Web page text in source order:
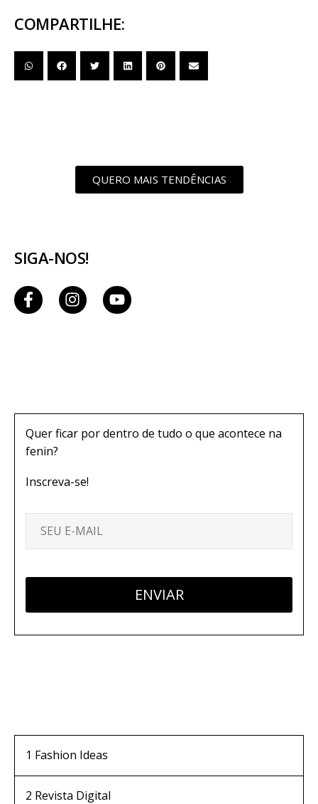
COMPARTILHE:
QUERO MAIS TENDÊNCIAS
SIGA-NOS!
Quer ficar por dentro de tudo o que acontece na
fenin?
Inscreva-se!
1 Fashion Ideas
2 Revista Digital